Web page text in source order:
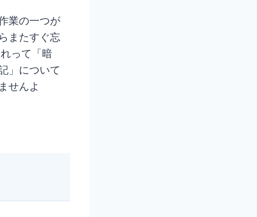
業の一つが
またすぐ忘
って「暗
」について
せんよ